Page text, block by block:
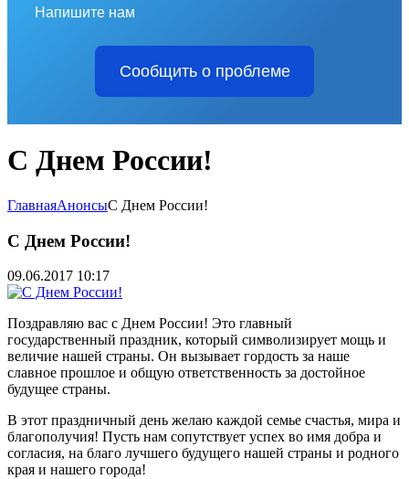
Напишите нам
Сообщить о проблеме
С Днем России!
ГлавнаяАнонсыС Днем России!
С Днем России!
09.06.2017 10:17
Поздравляю вас с Днем России! Это главный
государственный праздник, который символизирует мощь и
величие нашей страны. Он вызывает гордость за наше
славное прошлое и общую ответственность за достойное
будущее страны.
В этот праздничный день желаю каждой семье счастья, мира и
благополучия! Пусть нам сопутствует успех во имя добра и
согласия, на благо лучшего будущего нашей страны и родного
края и нашего города!